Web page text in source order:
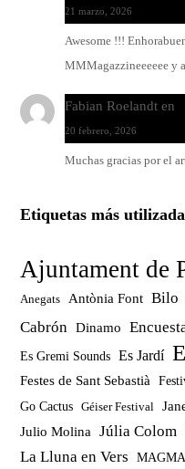
21 marzo, 2026
Awesome !!!
MMMagazzineeeeee y
Fabian Roelandt en
20 febrero, 2026
Muchas gracias por el
Etiquetas más
Ajuntament de
Anegats Antònia Font Bilo
Cabrón Dinamo
Es Gremi Sounds Es Jardí
Festes de Sant Sebastià
Go Cactus Géiser Festival
Julio Molina
Júlia Colom
La Lluna en Vers MAGMA